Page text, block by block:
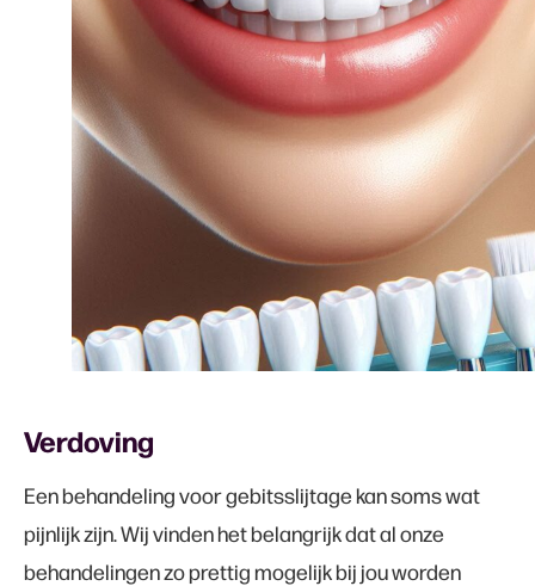
Verdoving
Een behandeling voor gebitsslijtage kan soms wat
pijnlijk zijn. Wij vinden het belangrijk dat al onze
behandelingen zo prettig mogelijk bij jou worden